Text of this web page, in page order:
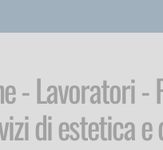
- Lavoratori -
di estetica